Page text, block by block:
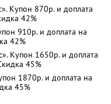
Купон 870р. и доплата
42%
910р. и доплата на
42%
Купон 1650р. и доплата
45%
1870р. и доплата на
45%